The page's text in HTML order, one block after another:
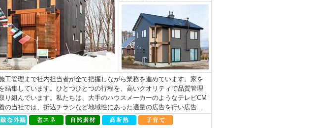
工管理まで社内担当者が全て把握しながら業務を進めています。家を
結集しています。ひとつひとつの行程を、高いクオリティで品質管理
り組んでいます。私たちは、大手のハウスメーカーのようなテレビCM
の当社では、折込チラシなど地域性にあった適量の広告を行い広告...